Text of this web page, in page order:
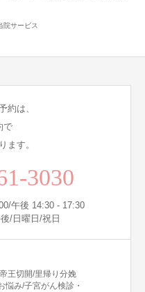
院サービス
約は、
で
ます。
3030
午後 14:30 - 17:30
/日曜日/祝日
王切開/里帰り分娩
悩み/子宮がん検診・